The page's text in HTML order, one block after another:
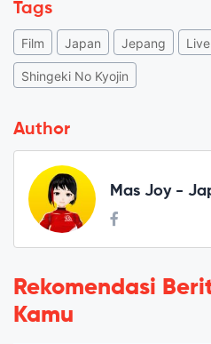
Tags
Film Japan Jepang
Shingeki No Kyojin
Author
Mas Joy -
Rekomendasi
Kamu